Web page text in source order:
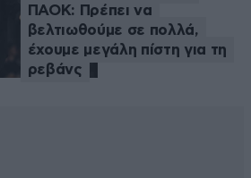
ΠΑΟΚ: Πρέπει να
βελτιωθούμε σε πολλά,
έχουμε μεγάλη πίστη για τη
ρεβάνς